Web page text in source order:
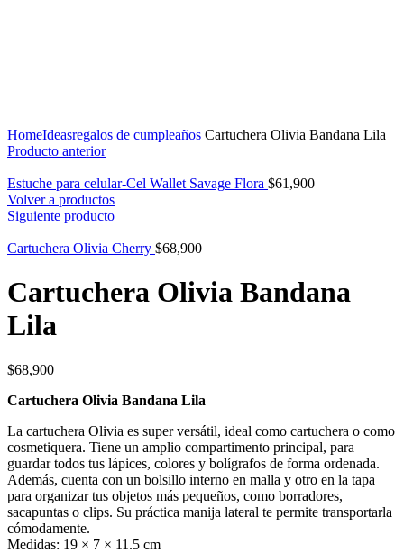
HomeIdeasregalos de cumpleaños Cartuchera Olivia Bandana Lila
Producto anterior
Estuche para celular-Cel Wallet Savage Flora $61,900
Volver a productos
Siguiente producto
Cartuchera Olivia Cherry $68,900
Cartuchera Olivia Bandana
Lila
$68,900
Cartuchera Olivia Bandana Lila
La cartuchera Olivia es super versátil, ideal como cartuchera o como
cosmetiquera. Tiene un amplio compartimento principal, para
guardar todos tus lápices, colores y bolígrafos de forma ordenada.
Además, cuenta con un bolsillo interno en malla y otro en la tapa
para organizar tus objetos más pequeños, como borradores,
sacapuntas o clips. Su práctica manija lateral te permite transportarla
cómodamente.
Medidas: 19 × 7 × 11.5 cm